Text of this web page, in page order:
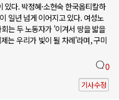
다. 박정혜·소현숙 한국옵티칼하
일년 넘게 이어지고 있다. 여성노
는 두 노동자가 '이겨서 땅을 밟을
는 우리가 빛이 될 차례'라며, 구미
0
기사수정